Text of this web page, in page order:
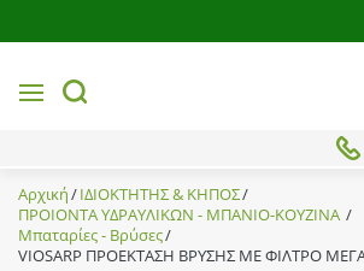
MENUbutton.search
Αρχική
ΙΔΙΟΚΤΗΤΗΣ & ΚΗΠΟΣ
ΠΡΟΙΟΝΤΑ ΥΔΡΑΥΛΙΚΩΝ - ΜΠΑΝΙΟ-ΚΟΥΖΙΝΑ
Μπαταρίες - Βρύσες
VIOSARP ΠΡΟΕΚΤΑΣΗ ΒΡΥΣΗΣ ΜΕ ΦΙΛΤΡΟ